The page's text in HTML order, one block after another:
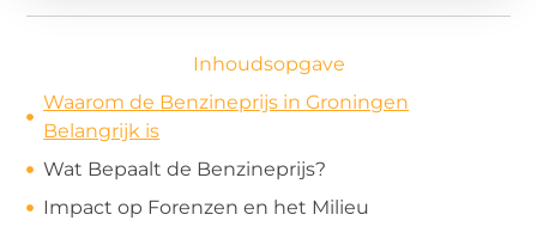
Inhoudsopgave
Waarom de Benzineprijs in Groningen
Belangrijk is
Wat Bepaalt de Benzineprijs?
Impact op Forenzen en het Milieu